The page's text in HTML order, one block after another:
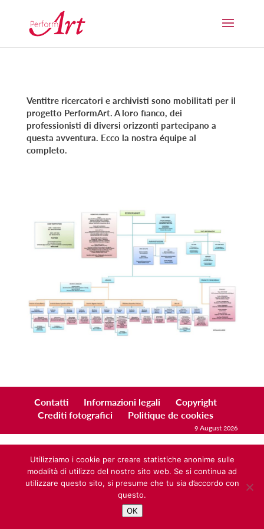
Ventitre ricercatori e archivisti sono mobilitati per il
progetto PerformArt. A loro fianco, dei
professionisti di diversi orizzonti partecipano a
questa avventura. Ecco la nostra équipe al
completo.
Contatti Informazioni legali
Copyright
Crediti fotografici
Politique de cookies
9 August 2026
Utilizziamo i cookie per creare statistiche anonime sulle
modalità di utilizzo del nostro sito web. Se si continua ad
utilizzare questo sito, si presume che tu sia d’accordo con
questo.
OK